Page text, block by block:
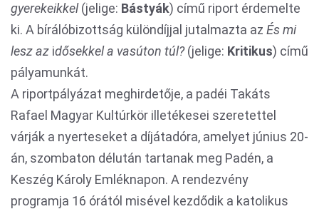
gyerekeikkel(jelige: Bástyák) című riport érdemelte
ki. A bírálóbizottság különdíjjal jutalmazta az És mi
lesz az idősekkel a vasúton túl?(jelige: Kritikus) című
pályamunkát.
A riportpályázat meghirdetője, a padéi Takáts
Rafael Magyar Kultúrkör illetékesei szeretettel
várják a nyerteseket a díjátadóra, amelyet június 20-
án, szombaton délután tartanak meg Padén, a
Keszég Károly Emléknapon. A rendezvény
programja 16 órától misével kezdődik a katolikus